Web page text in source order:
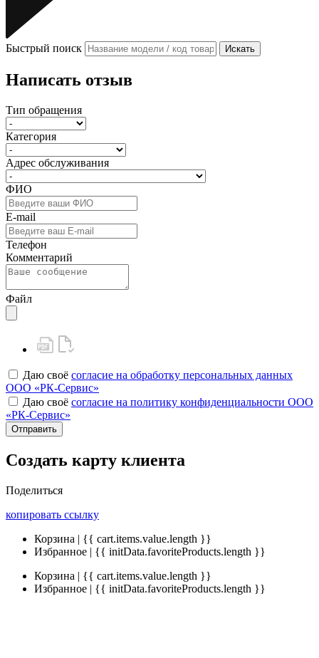
Быстрый поиск Искать
Написать отзыв
Тип обращения
Категория
Адрес обслуживания
ФИО
E-mail
Телефон
Комментарий
Файл
Даю своё согласие на обработку персональных данных
ООО «РК-Сервис»
Даю своё согласие на политику конфиденциальности ООО
«РК-Сервис»
Отправить
Создать карту клиента
Поделиться
копировать ссылку
Корзина | {{ cart.items.value.length }}
Избранное | {{ initData.favoriteProducts.length }}
Корзина | {{ cart.items.value.length }}
Избранное | {{ initData.favoriteProducts.length }}